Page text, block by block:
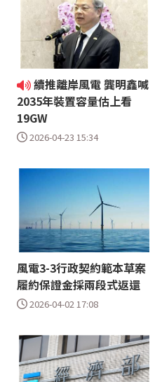
續推離岸風電 龔明鑫喊
2035年裝置容量估上看
19GW
2026-04-23 15:34
風電3-3行政契約範本草案
履約保證金採兩段式返還
2026-04-02 17:08